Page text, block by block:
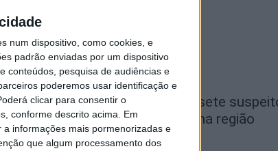
num dispositivo, como cookies, e
padrão enviadas por um dispositivo
conteúdos, pesquisa de audiências e
poderemos usar identificação e
clicar para consentir o
conforme descrito acima. Em
informações mais pormenorizadas e
que algum processamento dos
Viseu: GNR detém sete
por furto de cobre na região
6 de Agosto, 2026